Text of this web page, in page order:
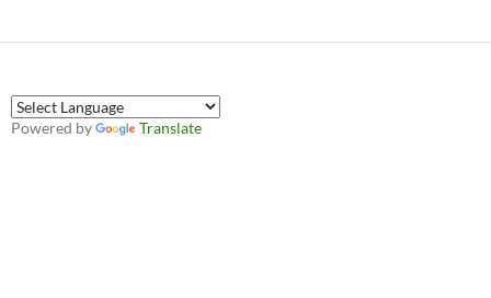
Powered by Translate